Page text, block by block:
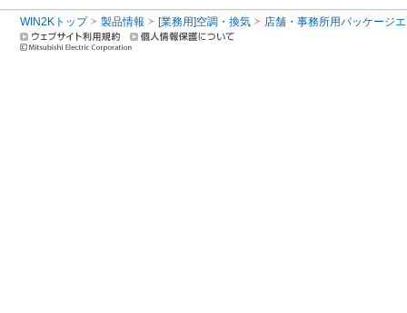
WIN2Kトップ 製品情報 [業務用]空調・換気 店舗・事務所用パッケージ